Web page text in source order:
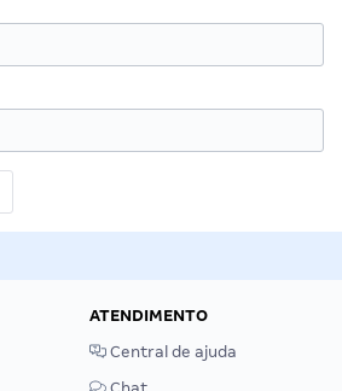
ATENDIMENTO
Central de ajuda